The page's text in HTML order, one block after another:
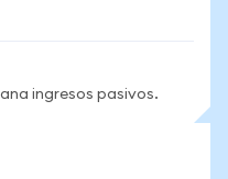
ingresos pasivos.